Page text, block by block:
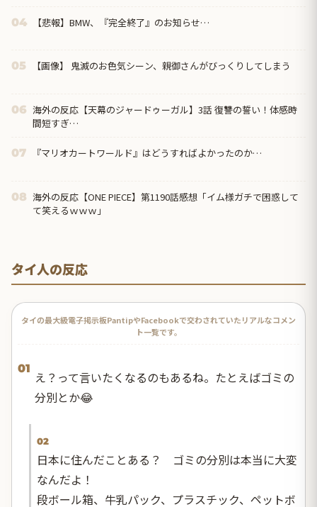
04 【悲報】BMW、『完全終了』のお知らせ…
05 【画像】 鬼滅のお色気シーン、親御さんがびっくりしてしまう
06 海外の反応【天幕のジャードゥーガル】3話 復讐の誓い！体感時
間短すぎ…
07 『マリオカートワールド』はどうすればよかったのか…
08 海外の反応【ONE PIECE】第1190話感想「イム様ガチで困惑して
て笑えるｗｗｗ」
タイ人の反応
タイの最大級電子掲示板PantipやFacebookで交わされていたリアルなコメン
ト一覧です。
01
え？って言いたくなるのもあるね。たとえばゴミの
分別とか😂
02
日本に住んだことある？ ゴミの分別は本当に大変
なんだよ！
段ボール箱、牛乳パック、プラスチック、ペットボ